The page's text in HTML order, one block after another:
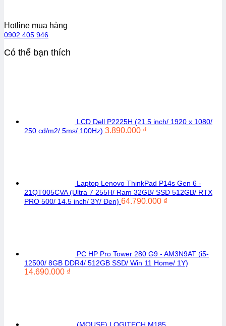
Hotline mua hàng
0902 405 946
Có thể bạn thích
LCD Dell P2225H (21.5 inch/ 1920 x 1080/
250 cd/m2/ 5ms/ 100Hz) 3.890.000 ₫
Laptop Lenovo ThinkPad P14s Gen 6 -
21QT005CVA (Ultra 7 255H/ Ram 32GB/ SSD 512GB/ RTX
PRO 500/ 14.5 inch/ 3Y/ Đen) 64.790.000 ₫
PC HP Pro Tower 280 G9 - AM3N9AT (i5-
12500/ 8GB DDR4/ 512GB SSD/ Win 11 Home/ 1Y)
14.690.000 ₫